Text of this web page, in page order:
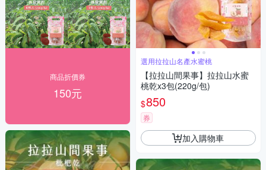
商品折價券
150元
選用拉拉山名產水蜜桃
【拉拉山間果事】拉拉山水蜜
桃乾x3包(220g/包)
$850
券
加入購物車